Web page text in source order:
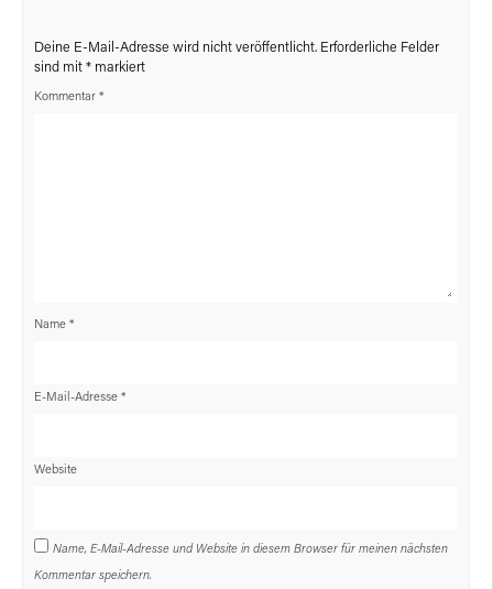
Deine E-Mail-Adresse wird nicht veröffentlicht. Erforderliche Felder
sind mit * markiert
Kommentar *
Name *
E-Mail-Adresse *
Website
Name, E-Mail-Adresse und Website in diesem Browser für meinen nächsten
Kommentar speichern.